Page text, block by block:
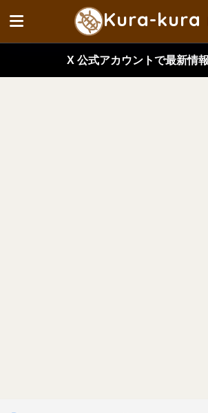
Kura-kura
X 公式アカウントで最新情